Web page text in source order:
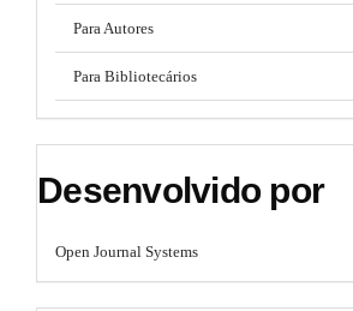
Para Autores
Para Bibliotecários
Desenvolvido por
Open Journal Systems